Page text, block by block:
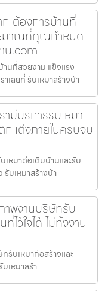
ต้องการบ้านที่
ะมาณที่คุณกำหนด
น.com
นที่สวยงาม แข็งแรง
ลยที่ รับเหมาสร้างบ้า
มีบริการรับเหมา
แต่งภายในครบจบ
หมาต่อเติมบ้านและรับ
บเหมาสร้างบ้า
าพงานบริษัทรับ
ไว้ใจได้ ไม่ทิ้งงาน
รับเหมาก่อสร้างและ
เหมาสร้า